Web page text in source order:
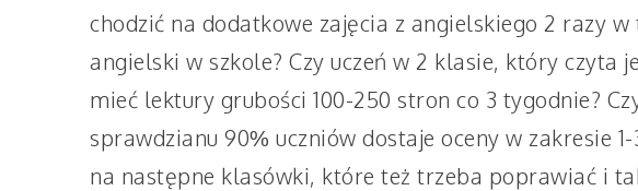
chodzić na dodatkowe zajęcia z angielskiego 2 razy
angielski w szkole? Czy uczeń w 2 klasie, który czyta
mieć lektury grubości 100-250 stron co 3 tygodnie?
sprawdzianu 90% uczniów dostaje oceny w zakresie
na następne klasówki, które też trzeba poprawiać i